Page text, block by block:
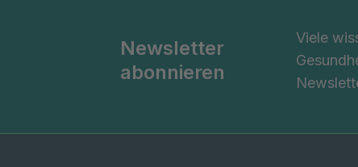
Newsletter
abonnieren
Viele